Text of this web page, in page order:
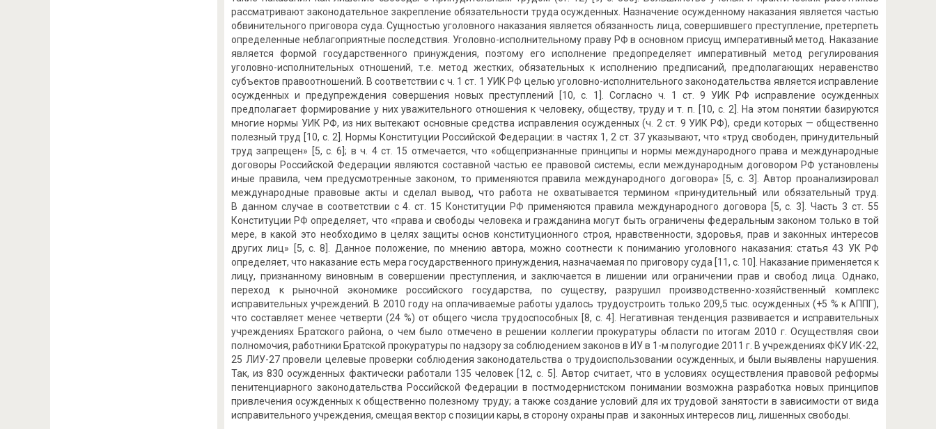
рассматривают законодательное закрепление обязательности труда осужденных. Назначение осужденному наказания является частью
обвинительного приговора суда. Сущностью уголовного наказания является обязанность лица, совершившего преступление, претерпеть
определенные неблагоприятные последствия. Уголовно-исполнительному праву РФ в основном присущ императивный метод. Наказание
является формой государственного принуждения, поэтому его исполнение предопределяет императивный метод регулирования
уголовно-исполнительных отношений, т.е. метод жестких, обязательных к исполнению предписаний, предполагающих неравенство
субъектов правоотношений. В соответствии с ч. 1 ст. 1 УИК РФ целью уголовно-исполнительного законодательства является исправление
осужденных и предупреждения совершения новых преступлений [10, с. 1]. Согласно ч. 1 ст. 9 УИК РФ исправление осужденных
предполагает формирование у них уважительного отношения к человеку, обществу, труду и т. п. [10, с. 2]. На этом понятии базируются
многие нормы УИК РФ, из них вытекают основные средства исправления осужденных (ч. 2 ст. 9 УИК РФ), среди которых — общественно
полезный труд [10, с. 2]. Нормы Конституции Российской Федерации: в частях 1, 2 ст. 37 указывают, что «труд свободен, принудительный
труд запрещен» [5, с. 6]; в ч. 4 ст. 15 отмечается, что «общепризнанные принципы и нормы международного права и международные
договоры Российской Федерации являются составной частью ее правовой системы, если международным договором РФ установлены
иные правила, чем предусмотренные законом, то применяются правила международного договора» [5, с. 3]. Автор проанализировал
международные правовые акты и сделал вывод, что работа не охватывается термином «принудительный или обязательный труд.
В данном случае в соответствии с 4. ст. 15 Конституции РФ применяются правила международного договора [5, с. 3]. Часть 3 ст. 55
Конституции РФ определяет, что «права и свободы человека и гражданина могут быть ограничены федеральным законом только в той
мере, в какой это необходимо в целях защиты основ конституционного строя, нравственности, здоровья, прав и законных интересов
других лиц» [5, с. 8]. Данное положение, по мнению автора, можно соотнести к пониманию уголовного наказания: статья 43 УК РФ
определяет, что наказание есть мера государственного принуждения, назначаемая по приговору суда [11, с. 10]. Наказание применяется к
лицу, признанному виновным в совершении преступления, и заключается в лишении или ограничении прав и свобод лица. Однако,
переход к рыночной экономике российского государства, по существу, разрушил производственно-хозяйственный комплекс
исправительных учреждений. В 2010 году на оплачиваемые работы удалось трудоустроить только 209,5 тыс. осужденных (+5 % к АППГ),
что составляет менее четверти (24 %) от общего числа трудоспособных [8, с. 4]. Негативная тенденция развивается и исправительных
учреждениях Братского района, о чем было отмечено в решении коллегии прокуратуры области по итогам 2010 г. Осуществляя свои
полномочия, работники Братской прокуратуры по надзору за соблюдением законов в ИУ в 1-м полугодие 2011 г. В учреждениях ФКУ ИК-22,
25 ЛИУ-27 провели целевые проверки соблюдения законодательства о трудоиспользовании осужденных, и были выявлены нарушения.
Так, из 830 осужденных фактически работали 135 человек [12, с. 5]. Автор считает, что в условиях осуществления правовой реформы
пенитенциарного законодательства Российской Федерации в постмодернистском понимании возможна разработка новых принципов
привлечения осужденных к общественно полезному труду; а также создание условий для их трудовой занятости в зависимости от вида
исправительного учреждения, смещая вектор с позиции кары, в сторону охраны прав и законных интересов лиц, лишенных свободы.